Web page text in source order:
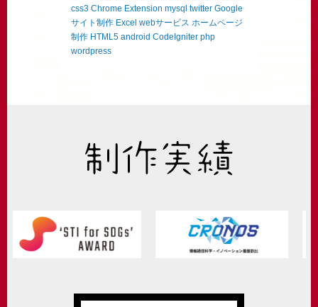
css3 Chrome Extension mysql twitter Google
サイト制作 Excel webサービス ホームページ
制作 HTML5 android CodeIgniter php
wordpress